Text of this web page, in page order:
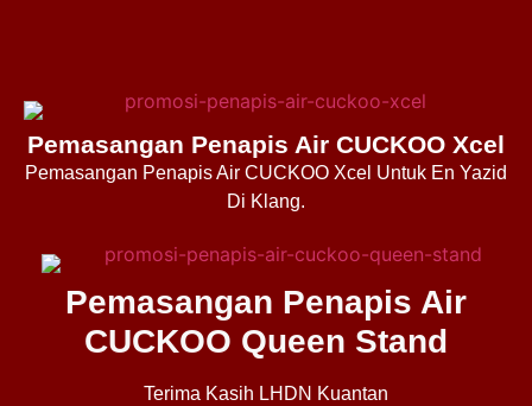
Pemasangan Penapis Air CUCKOO Xcel
Pemasangan Penapis Air CUCKOO Xcel Untuk En Yazid
Di Klang.
Pemasangan Penapis Air
CUCKOO Queen Stand
Terima Kasih LHDN Kuantan